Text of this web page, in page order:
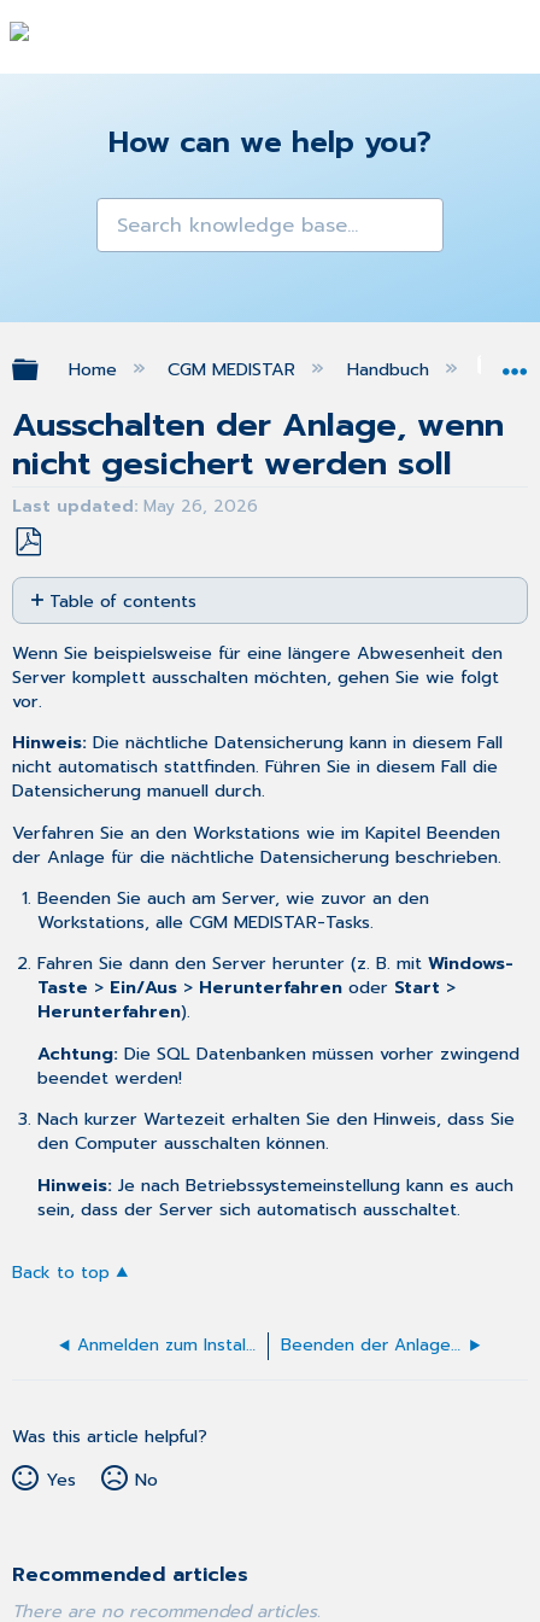
How can we help you?
Expand/collapse global hierarchy
Home CGM MEDISTAR Handbuch
Ausschalten der Anlage, wenn
nicht gesichert werden soll
Last updated May 26, 2026
Save
as
PDF
Table of contents
No
headers
Wenn Sie beispielsweise für eine längere Abwesenheit den
Server komplett ausschalten möchten, gehen Sie wie folgt
vor.
Hinweis:Die nächtliche Datensicherung kann in diesem Fall
nicht automatisch stattfinden. Führen Sie in diesem Fall die
Datensicherung manuell durch.
Verfahren Sie an den Workstations wie im KapitelBeenden
der Anlage für die nächtliche Datensicherung beschrieben.
Beenden Sie auch am Server, wie zuvor an den
Workstations, alle CGM MEDISTAR-Tasks.
Fahren Sie dann den Server herunter (z. B. mit Windows-
Taste > Ein/Aus> Herunterfahrenoder Start >
Herunterfahren).
Achtung: Die SQL Datenbanken müssen vorher zwingend
beendet werden!
Nach kurzer Wartezeit erhalten Sie den Hinweis, dass Sie
den Computer ausschalten können.
Hinweis: Je nach Betriebssystemeinstellung kann es auch
sein, dass der Server sich automatisch ausschaltet.
Back to top
Anmelden zum Installieren eines Updates Beenden der Anlage für die nächtliche Datensicherung
Was this article helpful?
Yes
No
Recommended articles
There are no recommended articles.